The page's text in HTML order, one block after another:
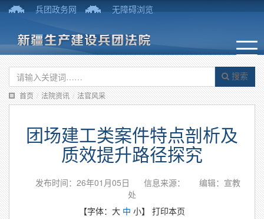
兵团政务网 无障碍浏览
搜索
首页 / 法院资讯 / 法官风采
团场建工类案件特点剖析及
质效提升路径探究
发布时间：26年01月05日 信息来源：
编辑：宣教
处
【字体： 大 中 小】 打印本页